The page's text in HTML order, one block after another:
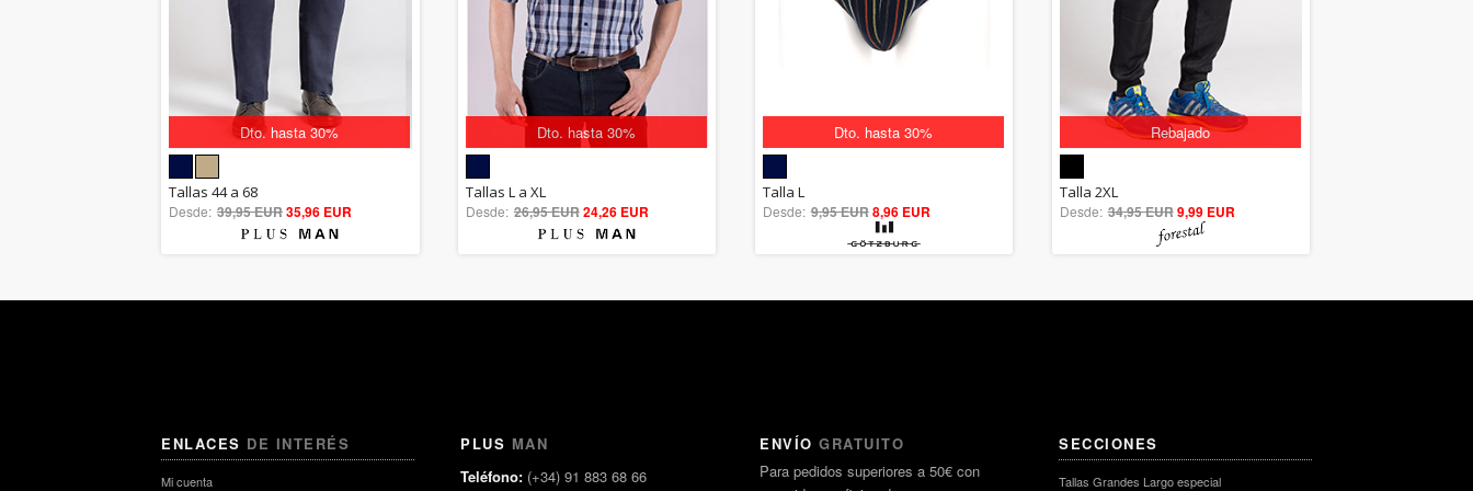
Dto. hasta 30%
5.00
out of 5
Tallas 44 a 68
Desde: 39,95 EUR35,96 EUR
Dto. hasta 30%
out of 5
Tallas L a XL
Desde: 26,95 EUR24,26 EUR
Dto. hasta 30%
out of 5
Talla L
Desde: 9,95 EUR8,96 EUR
Rebajado
out of 5
Talla 2XL
Desde: 34,95 EUR9,99 EUR
ENLACES DE INTERÉS
Mi cuenta
PLUS MAN
Teléfono: (+34) 91 883 68 66
ENVÍO GRATUITO
Para pedidos superiores a 50€ con
SECCIONES
Tallas Grandes Largo especial